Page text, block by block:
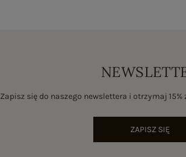
Zapisz się do naszego newslettera i otrzymaj
ZAPISZ SIĘ